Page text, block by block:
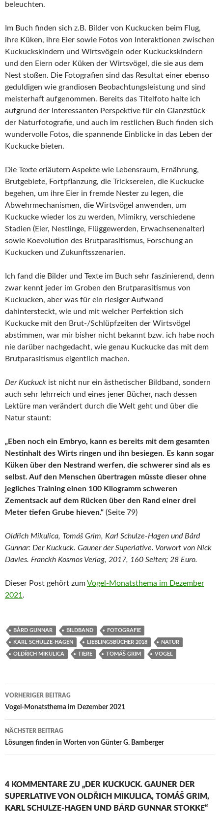
beleuchten.
Im Buch finden sich z.B. Bilder von Kuckucken beim Flug,
ihre Küken, ihre Eier sowie Fotos von Interaktionen zwischen
Kuckuckskindern und Wirtsvögeln oder Kuckuckskindern
und den Eiern oder Küken der Wirtsvögel, die sie aus dem
Nest stoßen. Die Fotografien sind das Resultat einer ebenso
geduldigen wie grandiosen Beobachtungsleistung und sind
meisterhaft aufgenommen. Bereits das Titelfoto halte ich
aufgrund der interessanten Perspektive für ein Glanzstück
der Naturfotografie, und auch im restlichen Buch finden sich
wundervolle Fotos, die spannende Einblicke in das Leben der
Kuckucke bieten.
Die Texte erläutern Aspekte wie Lebensraum, Ernährung,
Brutgebiete, Fortpflanzung, die Tricksereien, die Kuckucke
begehen, um ihre Eier in fremde Nester zu legen, die
Abwehrmechanismen, die Wirtsvögel anwenden, um
Kuckucke wieder los zu werden, Mimikry, verschiedene
Stadien (Eier, Nestlinge, Flüggewerden, Erwachsenenalter)
sowie Koevolution des Brutparasitismus, Forschung an
Kuckucken und Zukunftsszenarien.
Ich fand die Bilder und Texte im Buch sehr faszinierend, denn
zwar kennt jeder im Groben den Brutparasitismus von
Kuckucken, aber was für ein riesiger Aufwand
dahintersteckt, wie und mit welcher Perfektion sich
Kuckucke mit den Brut-/Schlüpfzeiten der Wirtsvögel
abstimmen, war mir bisher nicht bekannt bzw. ich habe noch
nie darüber nachgedacht, wie genau Kuckucke das mit dem
Brutparasitismus eigentlich machen.
Der Kuckuck ist nicht nur ein ästhetischer Bildband, sondern
auch sehr lehrreich und eines jener Bücher, nach dessen
Lektüre man verändert durch die Welt geht und über die
Natur staunt:
„Eben noch ein Embryo, kann es bereits mit dem gesamten
Nestinhalt des Wirts ringen und ihn besiegen. Es kann sogar
Küken über den Nestrand werfen, die schwerer sind als es
selbst. Auf den Menschen übertragen müsste dieser ohne
jegliches Training einen 100 Kilogramm schweren
Zementsack auf dem Rücken über den Rand einer drei
Meter tiefen Grube hieven.“ (Seite 79)
Oldřich Mikulica, Tomáš Grim, Karl Schulze-Hagen und Bård
Gunnar: Der Kuckuck. Gauner der Superlative. Vorwort von Nick
Davies. Franckh Kosmos Verlag, 2017, 160 Seiten; 28 Euro.
Dieser Post gehört zumVogel-Monatsthema im Dezember
2021 .
BÅRD GUNNAR BILDBAND FOTOGRAFIE
KARL SCHULZE-HAGEN LIEBLINGSBÜCHER 2018 NATUR
OLDŘICH MIKULICA TIERE TOMÁŠ GRIM VÖGEL
Beitragsnavigation
VORHERIGER BEITRAG
Vogel-Monatsthema im Dezember 2021
NÄCHSTER BEITRAG
Lösungen finden in Worten von Günter G. Bamberger
4 KOMMENTARE ZU „DER KUCKUCK. GAUNER DER
SUPERLATIVE VON OLDŘICH MIKULICA, TOMÁŠ GRIM,
KARL SCHULZE-HAGEN UND BÅRD GUNNAR STOKKE“